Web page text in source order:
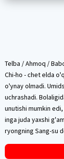
Telba / Ahmoq /
Chi-ho - chet elda
o'ynay olmadi.
uchrashadi.
unutishi mumkin
inga juda yaxshi
ryongning Sang-su